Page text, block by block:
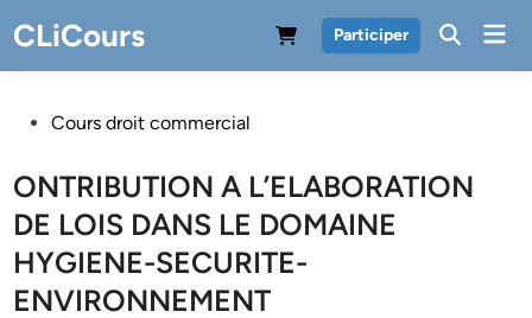
to
content
CLiCours Participer
PostedCours droit commercial
ONTRIBUTION A L’ELABORATION
DE LOIS DANS LE DOMAINE
HYGIENE-SECURITE-
ENVIRONNEMENT